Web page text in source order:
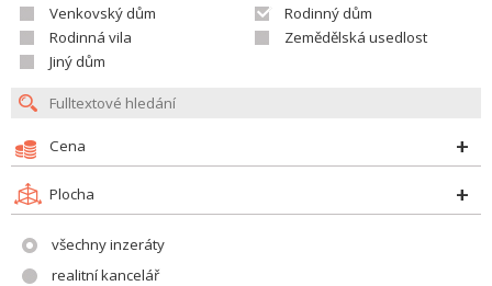
Venkovský dům
Rodinný dům
Rodinná vila
Zemědělská usedlost
Jiný dům
Cena
Plocha
všechny inzeráty
realitní kancelář